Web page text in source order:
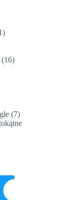
11
1616
77
produktów